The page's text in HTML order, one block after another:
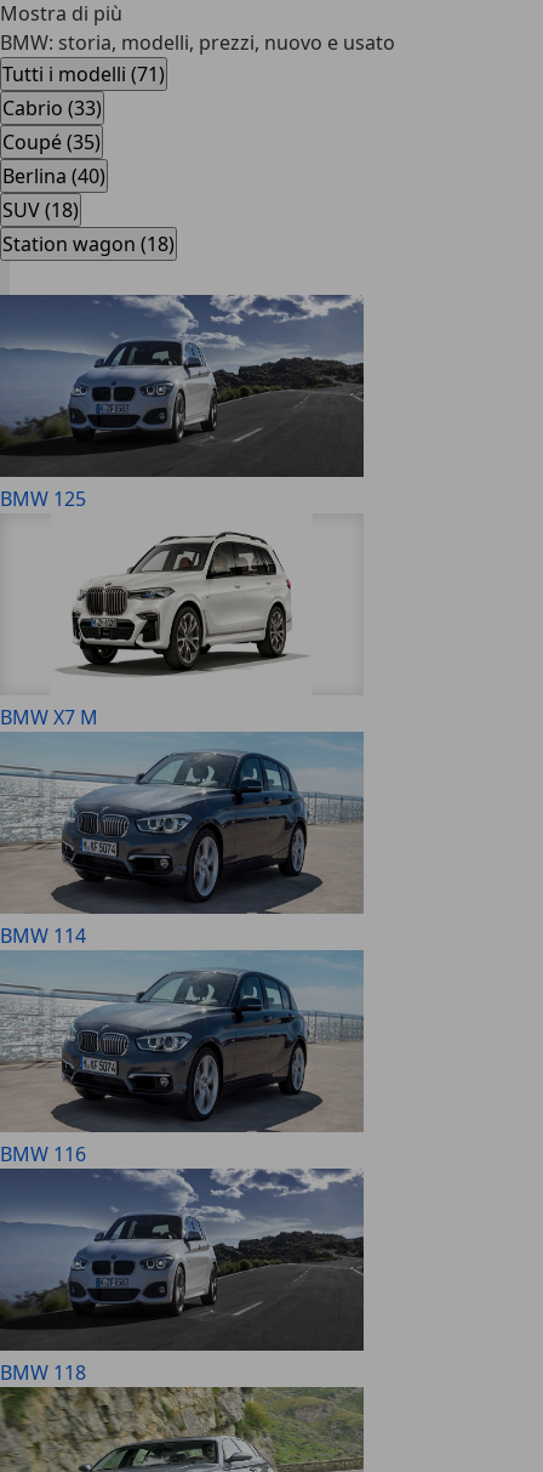
Mostra di più
BMW: storia, modelli, prezzi, nuovo e usato
Tutti i modelli (71)
Cabrio (33)
Coupé (35)
Berlina (40)
SUV (18)
Station wagon (18)
BMW 125
BMW X7 M
BMW 114
BMW 116
BMW 118